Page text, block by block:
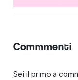
Commmenti
Sei il primo a